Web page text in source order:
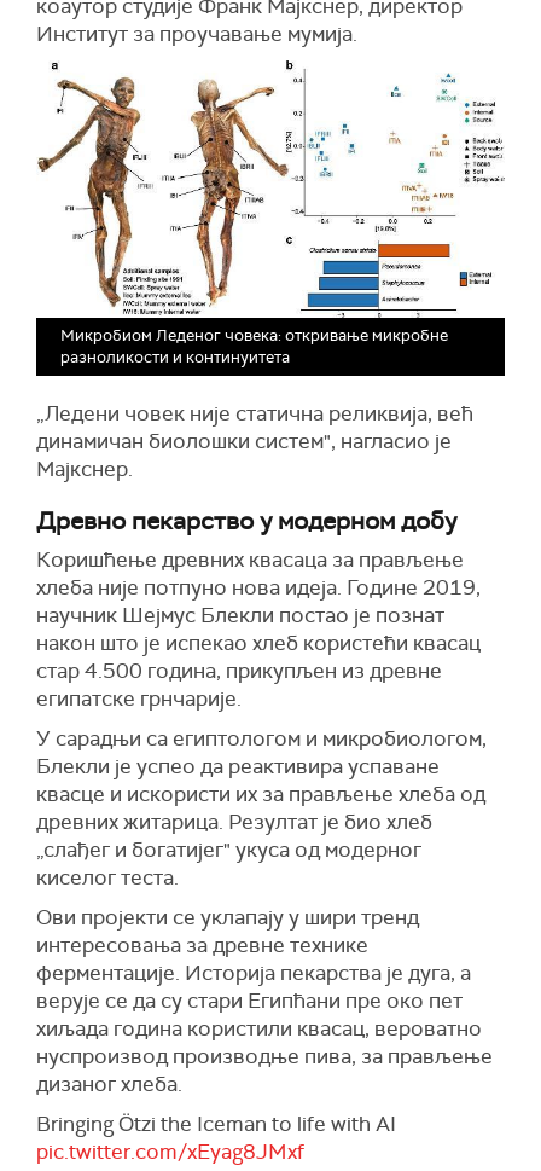
коаутор студије Франк Мајкснер, директор
Институт за проучавање мумија.
Микробиом Леденог човека: откривање микробне
разноликости и континуитета
„Ледени човек није статична реликвија, већ
динамичан биолошки систем", нагласио је
Мајкснер.
Древно пекарство у модерном добу
Коришћење древних квасаца за прављење
хлеба није потпуно нова идеја. Године 2019,
научник Шејмус Блекли постао је познат
након што је испекао хлеб користећи квасац
стар 4.500 година, прикупљен из древне
египатске грнчарије.
У сарадњи са египтологом и микробиологом,
Блекли је успео да реактивира успаване
квасце и искористи их за прављење хлеба од
древних житарица. Резултат је био хлеб
„слађег и богатијег" укуса од модерног
киселог теста.
Ови пројекти се уклапају у шири тренд
интересовања за древне технике
ферментације. Историја пекарства је дуга, а
верује се да су стари Египћани пре око пет
хиљада година користили квасац, вероватно
нуспроизвод производње пива, за прављење
дизаног хлеба.
Bringing Ötzi the Iceman to life with AI
pic.twitter.com/xEyag8JMxf